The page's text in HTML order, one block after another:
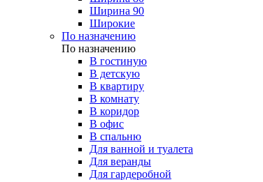
Ширина 90
Широкие
По назначению
По назначению
В гостиную
В детскую
В квартиру
В комнату
В коридор
В офис
В спальню
Для ванной и туалета
Для веранды
Для гардеробной